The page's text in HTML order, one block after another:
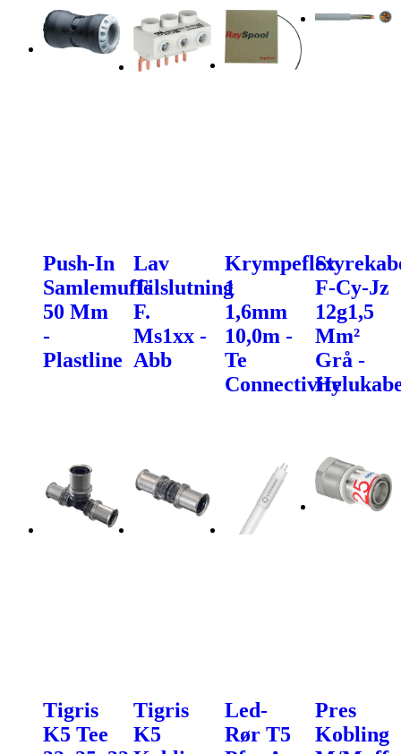
Push-In
Samlemuffe
50 Mm
-
Plastline
Lav
Tilslutning
F.
Ms1xx -
Abb
Krympeflex
1
1,6mm
10,0m -
Te
Connectivity
F-Cy-Jz
12g1,5
Mm²
Grå -
Tigris
K5 Tee
Tigris
K5
Led-
Rør T5
Pres
Kobling